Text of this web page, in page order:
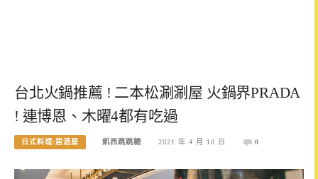
台北火鍋推薦 ! 二本松涮涮屋 火鍋界PRADA
! 連博恩、木曜4都有吃過
日式料理/居酒屋 凱西跳跳糖 2021 年 4 月 10 日 0